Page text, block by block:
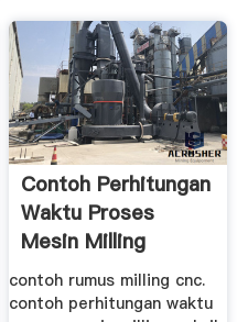
Contoh Perhitungan
Waktu Proses
Mesin Milling
contoh rumus milling cnc.
contoh perhitungan waktu